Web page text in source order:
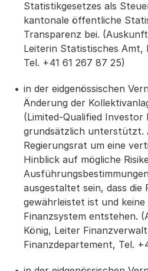
Statistikgesetzes als
kantonale öffentliche
Transparenz bei.
Leiterin Statistisches Amt,
Tel. +41 61 267 87 25)
in der eidgenössischen
Änderung der
(Limited-Qualified Investor
grundsätzlich unterstützt.
Regierungsrat um eine
Hinblick auf mögliche
ausgestaltet sein, dass die
gewährleistet ist und keine
Finanzsystem entstehen.
König, Leiter
Finanzdepartement, Tel.